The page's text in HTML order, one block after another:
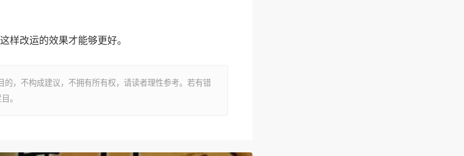
改运的效果才能够更好。
，不构成建议，不拥有所有权，请读者理性参考。若有错
。